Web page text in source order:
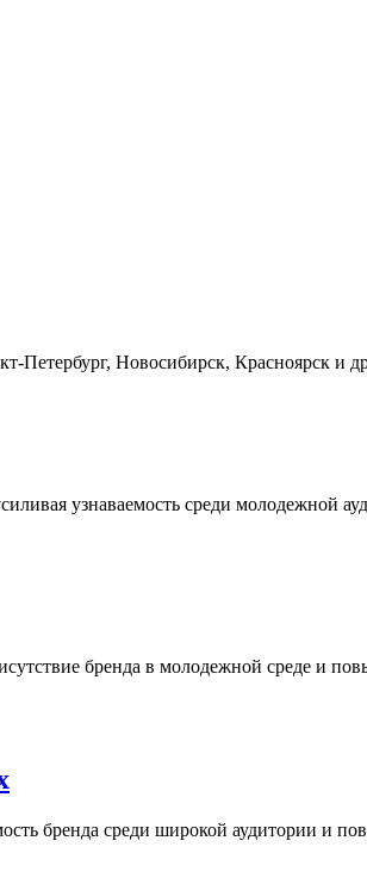
Петербург, Новосибирск, Красноярск и
узнаваемость среди молодежной
бренда в молодежной среде и
бренда среди широкой аудитории и